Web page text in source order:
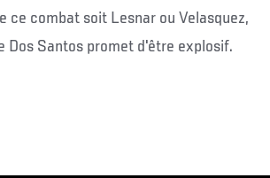
ce combat soit Lesnar ou Velasquez,
Dos Santos promet d'être explosif.